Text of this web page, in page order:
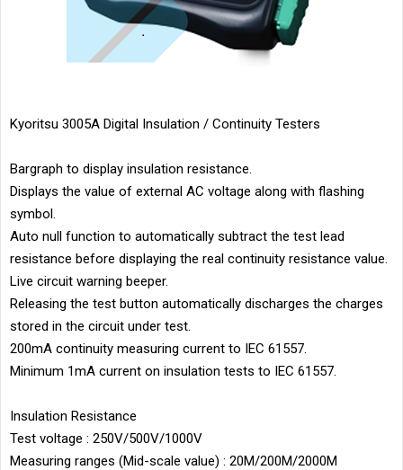
Kyoritsu 3005A Digital Insulation / Continuity Testers
Bargraph to display insulation resistance.
Displays the value of external AC voltage along with flashing
symbol.
Auto null function to automatically subtract the test lead
resistance before displaying the real continuity resistance value.
Live circuit warning beeper.
Releasing the test button automatically discharges the charges
stored in the circuit under test.
200mA continuity measuring current to IEC 61557.
Minimum 1mA current on insulation tests to IEC 61557.
Insulation Resistance
Test voltage : 250V/500V/1000V
Measuring ranges (Mid-scale value) : 20M/200M/2000M